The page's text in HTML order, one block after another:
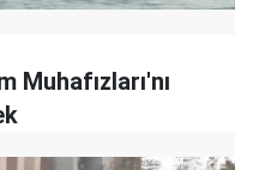
Muhafızları'nı